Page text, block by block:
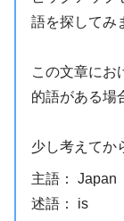
語を探してみ
この文章にお
的語がある場
少し考えてか
主語： Japan
述語： is